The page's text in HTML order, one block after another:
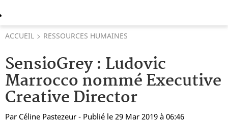
ACCUEIL RESSOURCES HUMAINES
SensioGrey : Ludovic
Marrocco nommé Executive
Creative Director
Par Céline Pastezeur - Publié le 29 Mar 2019 à 06:46